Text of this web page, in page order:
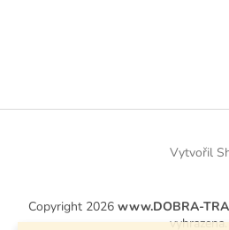
Vytvořil
Copyright 2026 www.DOBRA-
vyhrazena.